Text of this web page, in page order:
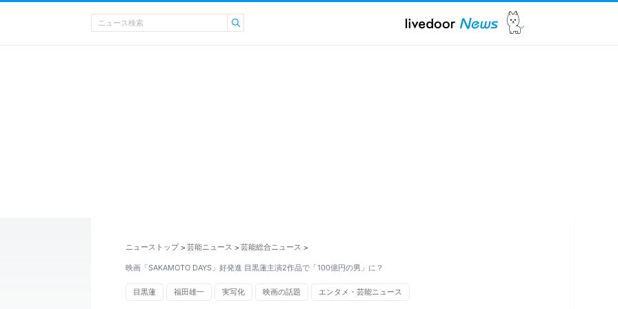
ニューストップ > 芸能ニュース > 芸能総合ニュース >
映画「SAKAMOTO DAYS」好発進 目黒蓮主演2作品で「100億円の男」に？
目黒蓮 福田雄一 実写化 映画の話題 エンタメ・芸能ニュース